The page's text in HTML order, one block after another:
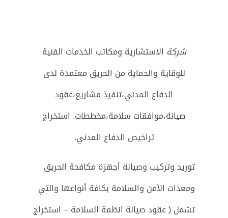
الاستشارية ومكاتب الخدمات الفنية
للوقاية والحماية من الحريق معتمدة لدى
الدفاع المدني،تنفيذ مشاريع،عقود
صيانة،موافقات سلامة،مخططات. استخراج
تراخيص الدفاع المدني.
توريد وتركيب وصيانة أجهزة مكافحة الحريق
ومعدات الأمن والسلامة بكافة أنواعها والتي
تشمل ( عقود صيانة انظمة السلامة – استخراج